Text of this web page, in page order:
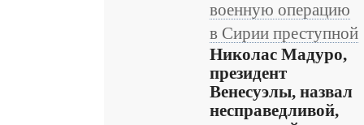
военную операцию
в Сирии преступной
Николас Мадуро,
президент
Венесуэлы, назвал
несправедливой,